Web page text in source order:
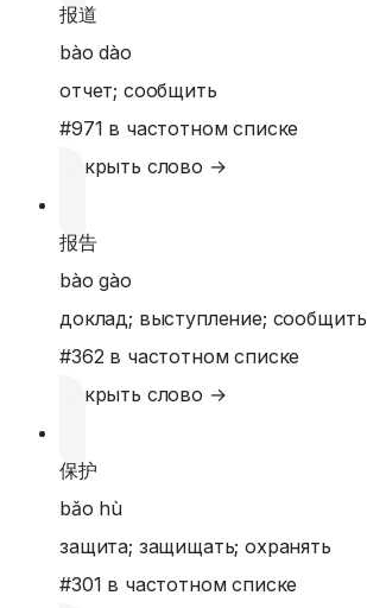
报道
bào dào
отчет; сообщить
#971 в частотном списке
Открыть слово →
报告
bào gào
доклад; выступление; сообщить
#362 в частотном списке
Открыть слово →
保护
bǎo hù
защита; защищать; охранять
#301 в частотном списке